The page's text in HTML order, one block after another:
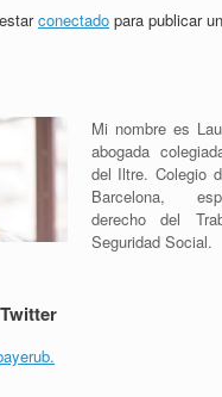
conectado para publicar
Mi nombre es
abogada
del Iltre. Colegio
Barcelona,
derecho del
Seguridad Social.